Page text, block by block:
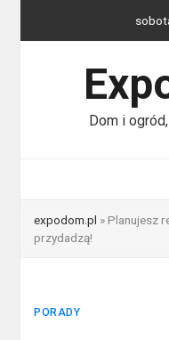
Dom i
expodom.pl » Planujesz
przydadzą!
PORADY